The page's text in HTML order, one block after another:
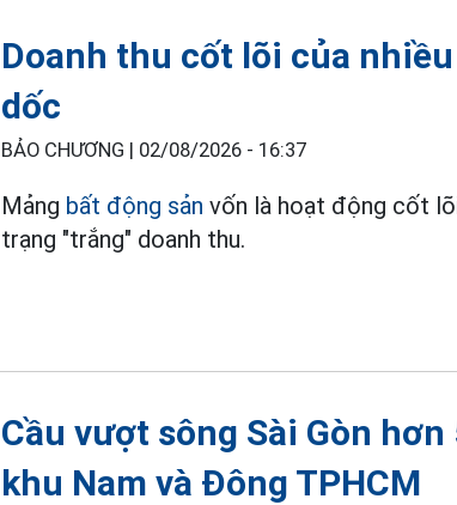
Doanh thu cốt lõi của
dốc
BẢO CHƯƠNG | 02/08/2026 - 16:37
Mảng bất động sản vốn là hoạt động cốt
trạng "trắng" doanh thu.
Cầu vượt sông Sài Gòn
khu Nam và Đông TPHCM